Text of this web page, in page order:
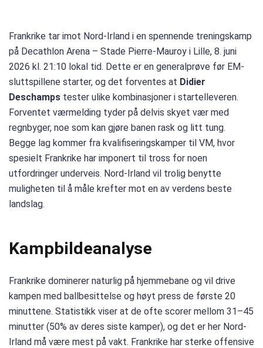
Frankrike tar imot Nord-Irland i en spennende treningskamp
på Decathlon Arena – Stade Pierre-Mauroy i Lille, 8. juni
2026 kl. 21:10 lokal tid. Dette er en generalprøve før EM-
sluttspillene starter, og det forventes at Didier
Deschamps tester ulike kombinasjoner i startelleveren.
Forventet værmelding tyder på delvis skyet vær med
regnbyger, noe som kan gjøre banen rask og litt tung.
Begge lag kommer fra kvalifiseringskamper til VM, hvor
spesielt Frankrike har imponert til tross for noen
utfordringer underveis. Nord-Irland vil trolig benytte
muligheten til å måle krefter mot en av verdens beste
landslag.
Kampbildeanalyse
Frankrike dominerer naturlig på hjemmebane og vil drive
kampen med ballbesittelse og høyt press de første 20
minuttene. Statistikk viser at de ofte scorer mellom 31–45
minutter (50% av deres siste kamper), og det er her Nord-
Irland må være mest på vakt. Frankrike har sterke offensive